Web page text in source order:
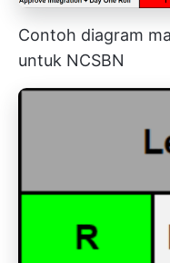
Contoh diagram
untuk NCSBN